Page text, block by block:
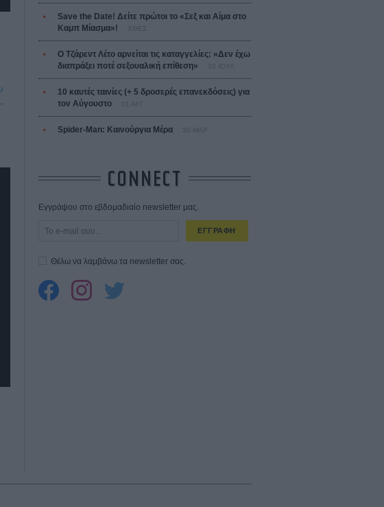
Save the Date! Δείτε πρώτοι το «Σεξ και Αίμα στο
Καμπ Μίασμα»!
ΧΘΕΣ
Ο Τζάρεντ Λέτο αρνείται τις καταγγελίες: «Δεν έχω
διαπράξει ποτέ σεξουαλική επίθεση»
10 καυτές ταινίες (+ 5 δροσερές επανεκδόσεις) για
τον Αύγουστο
Spider-Man: Καινούργια Μέρα 30 ΜΑΡ
CONNECT
Εγγράψου στο εβδομαδιαίο newsletter μας.
ΕΓΓΡΑΦΗ
Θέλω να λαμβάνω τα newsletter σας.